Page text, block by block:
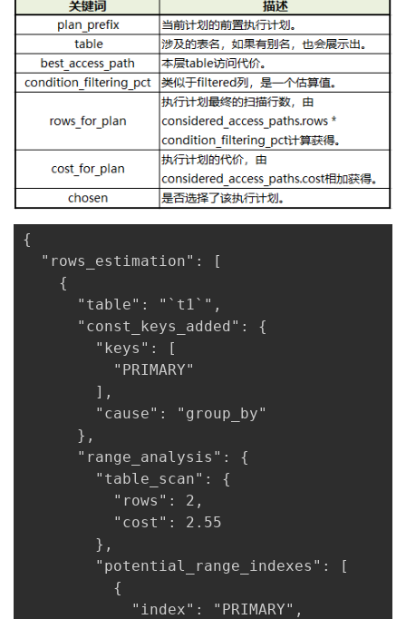
{
  "rows_estimation": [
    {
      "table": "`t1`",
      "const_keys_added": {
        "keys": [
          "PRIMARY"
        ],
        "cause": "group_by"
      },
      "range_analysis": {
        "table_scan": {
          "rows": 2,
          "cost": 2.55
        },
        "potential_range_indexes": [
          {
            "index": "PRIMARY",